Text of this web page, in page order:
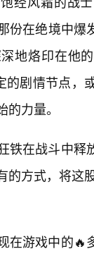
份在绝境中
地烙印在他
的剧情节点
力量。
铁在战斗中释
方式，将这
在游戏中的🔥